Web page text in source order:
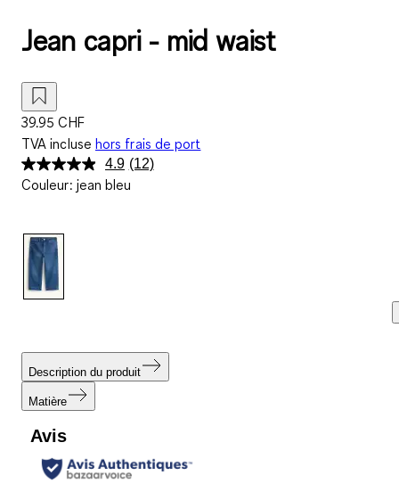
Jean capri - mid waist
39.95 CHF
TVA incluse hors frais de port
4.9 Lire
12
(12)
Couleur: jean bleu
Description du produit
Matière
Avis